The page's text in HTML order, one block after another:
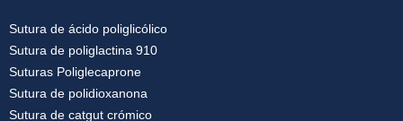
Teléfono
Sutura de ácido poliglicólico
Sutura de poliglactina 910
Suturas Poliglecaprone
Sutura de polidioxanona
Sutura de catgut crómico